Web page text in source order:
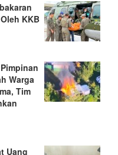
KKB
Warga
Tim
Uang